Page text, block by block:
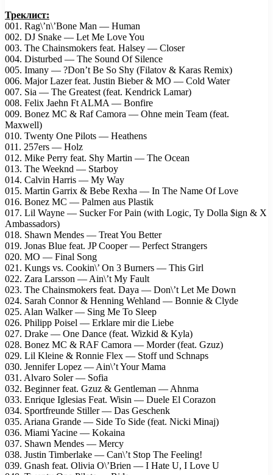
Треклист:
001. Rag\’n\’Bone Man — Human
002. DJ Snake — Let Me Love You
003. The Chainsmokers feat. Halsey — Closer
004. Disturbed — The Sound Of Silence
005. Imany — ?Don’t Be So Shy (Filatov & Karas Remix)
006. Major Lazer feat. Justin Bieber & MO — Cold Water
007. Sia — The Greatest (feat. Kendrick Lamar)
008. Felix Jaehn Ft ALMA — Bonfire
009. Bonez MC & Raf Camora — Ohne mein Team (feat.
Maxwell)
010. Twenty One Pilots — Heathens
011. 257ers — Holz
012. Mike Perry feat. Shy Martin — The Ocean
013. The Weeknd — Starboy
014. Calvin Harris — My Way
015. Martin Garrix & Bebe Rexha — In The Name Of Love
016. Bonez MC — Palmen aus Plastik
017. Lil Wayne — Sucker For Pain (with Logic, Ty Dolla $ign & X
Ambassadors)
018. Shawn Mendes — Treat You Better
019. Jonas Blue feat. JP Cooper — Perfect Strangers
020. MO — Final Song
021. Kungs vs. Cookin\’ On 3 Burners — This Girl
022. Zara Larsson — Ain\’t My Fault
023. The Chainsmokers feat. Daya — Don\’t Let Me Down
024. Sarah Connor & Henning Wehland — Bonnie & Clyde
025. Alan Walker — Sing Me To Sleep
026. Philipp Poisel — Erklare mir die Liebe
027. Drake — One Dance (feat. Wizkid & Kyla)
028. Bonez MC & RAF Camora — Morder (feat. Gzuz)
029. Lil Kleine & Ronnie Flex — Stoff und Schnaps
030. Jennifer Lopez — Ain\’t Your Mama
031. Alvaro Soler — Sofia
032. Beginner feat. Gzuz & Gentleman — Ahnma
033. Enrique Iglesias Feat. Wisin — Duele El Corazon
034. Sportfreunde Stiller — Das Geschenk
035. Ariana Grande — Side To Side (feat. Nicki Minaj)
036. Miami Yacine — Kokaina
037. Shawn Mendes — Mercy
038. Justin Timberlake — Can\’t Stop The Feeling!
039. Gnash feat. Olivia O\’Brien — I Hate U, I Love U